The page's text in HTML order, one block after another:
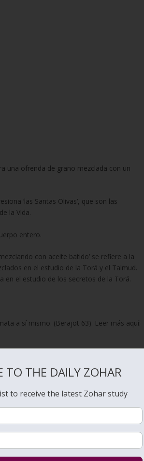
una ofrenda de grano mezclada con un
‘las Santas Olivas’, que son las
la Vida.
entero.
con aceite batido’ se refiere a la
en el estudio de la Torá y el Talmud.
en el estudio de los secretos de la Torá.
a sí mismo. (Berajot 63). Leer más aquí:
ponemos en ‘presionarnos’ y al estudio
Zohar, aquí recomienda, estudiar de
y conocimiento, llegas en un punto a
TO THE DAILY ZOHAR
to receive the latest Zohar study